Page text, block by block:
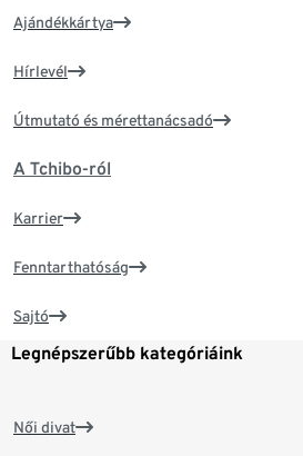
Ajándékkártya
Hírlevél
Útmutató és mérettanácsadó
A Tchibo-ról
Karrier
Fenntarthatóság
Sajtó
Legnépszerűbb kategóriáink
Női divat